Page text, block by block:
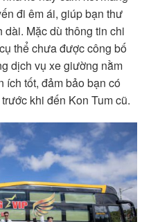
đi êm ái, giúp bạn thư
Mặc dù thông tin chi
thể chưa được công bố
dịch vụ xe giường nằm
ích tốt, đảm bảo bạn có
khi đến Kon Tum cũ.